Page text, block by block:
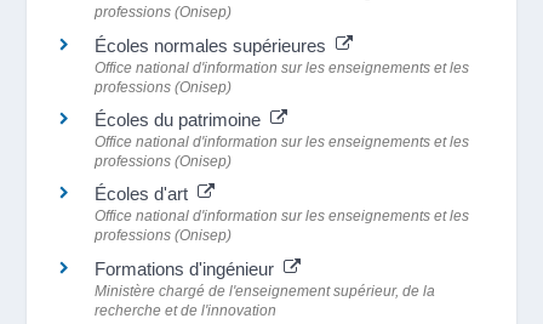
professions (Onisep)
Écoles normales supérieures
Office national d'information sur les enseignements et les
professions (Onisep)
Écoles du patrimoine
Office national d'information sur les enseignements et les
professions (Onisep)
Écoles d'art
Office national d'information sur les enseignements et les
professions (Onisep)
Formations d'ingénieur
Ministère chargé de l'enseignement supérieur, de la
recherche et de l'innovation